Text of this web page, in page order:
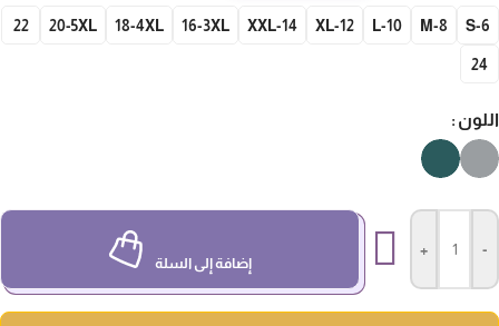
S-
10-L
12-XL
14-XXL
16-3XL
18-4XL
20-5XL
22
24
إضافة إلى السلة